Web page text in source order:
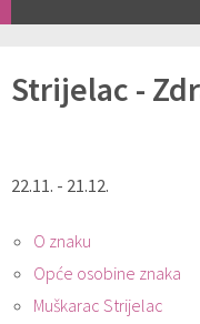
Strijelac -
22.11. - 21.12.
O znaku
Opće osobine znaka
Muškarac Strijelac